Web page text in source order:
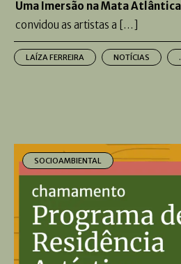
Uma Imersão na Mata Atlântica
convidou as artistas a […]
LAÍZA FERREIRA NOTÍCIAS
SOCIOAMBIENTAL